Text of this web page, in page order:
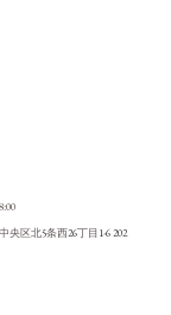
央区北5条西26丁目 1-6 202